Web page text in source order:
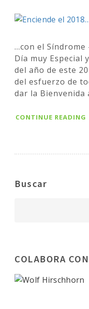
...con el
Día muy Especial
del año de este
del esfuerzo de
dar la Bienvenida
CONTINUE READING
Buscar
COLABORA